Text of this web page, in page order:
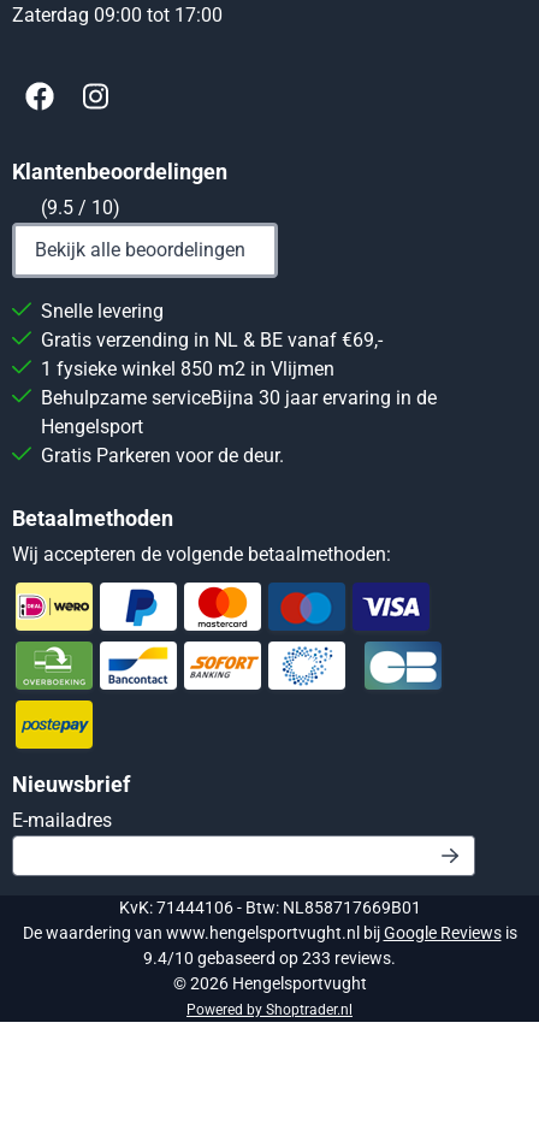
Zaterdag 09:00 tot 17:00
Klantenbeoordelingen
(9.5 / 10)
Bekijk alle beoordelingen
Snelle levering
Gratis verzending in NL & BE vanaf €69,-
1 fysieke winkel 850 m2 in Vlijmen
Behulpzame serviceBijna 30 jaar ervaring in de
Hengelsport
Gratis Parkeren voor de deur.
Betaalmethoden
Wij accepteren de volgende betaalmethoden:
Nieuwsbrief
E-mailadresVul je e-mailadres in voor de nieuwsbrief
KvK: 71444106 - Btw: NL858717669B01
De waardering van www.hengelsportvught.nl bijGoogle Reviewsis
9.4/10 gebaseerd op 233 reviews.
©2026Hengelsportvught
Powered by Shoptrader.nl